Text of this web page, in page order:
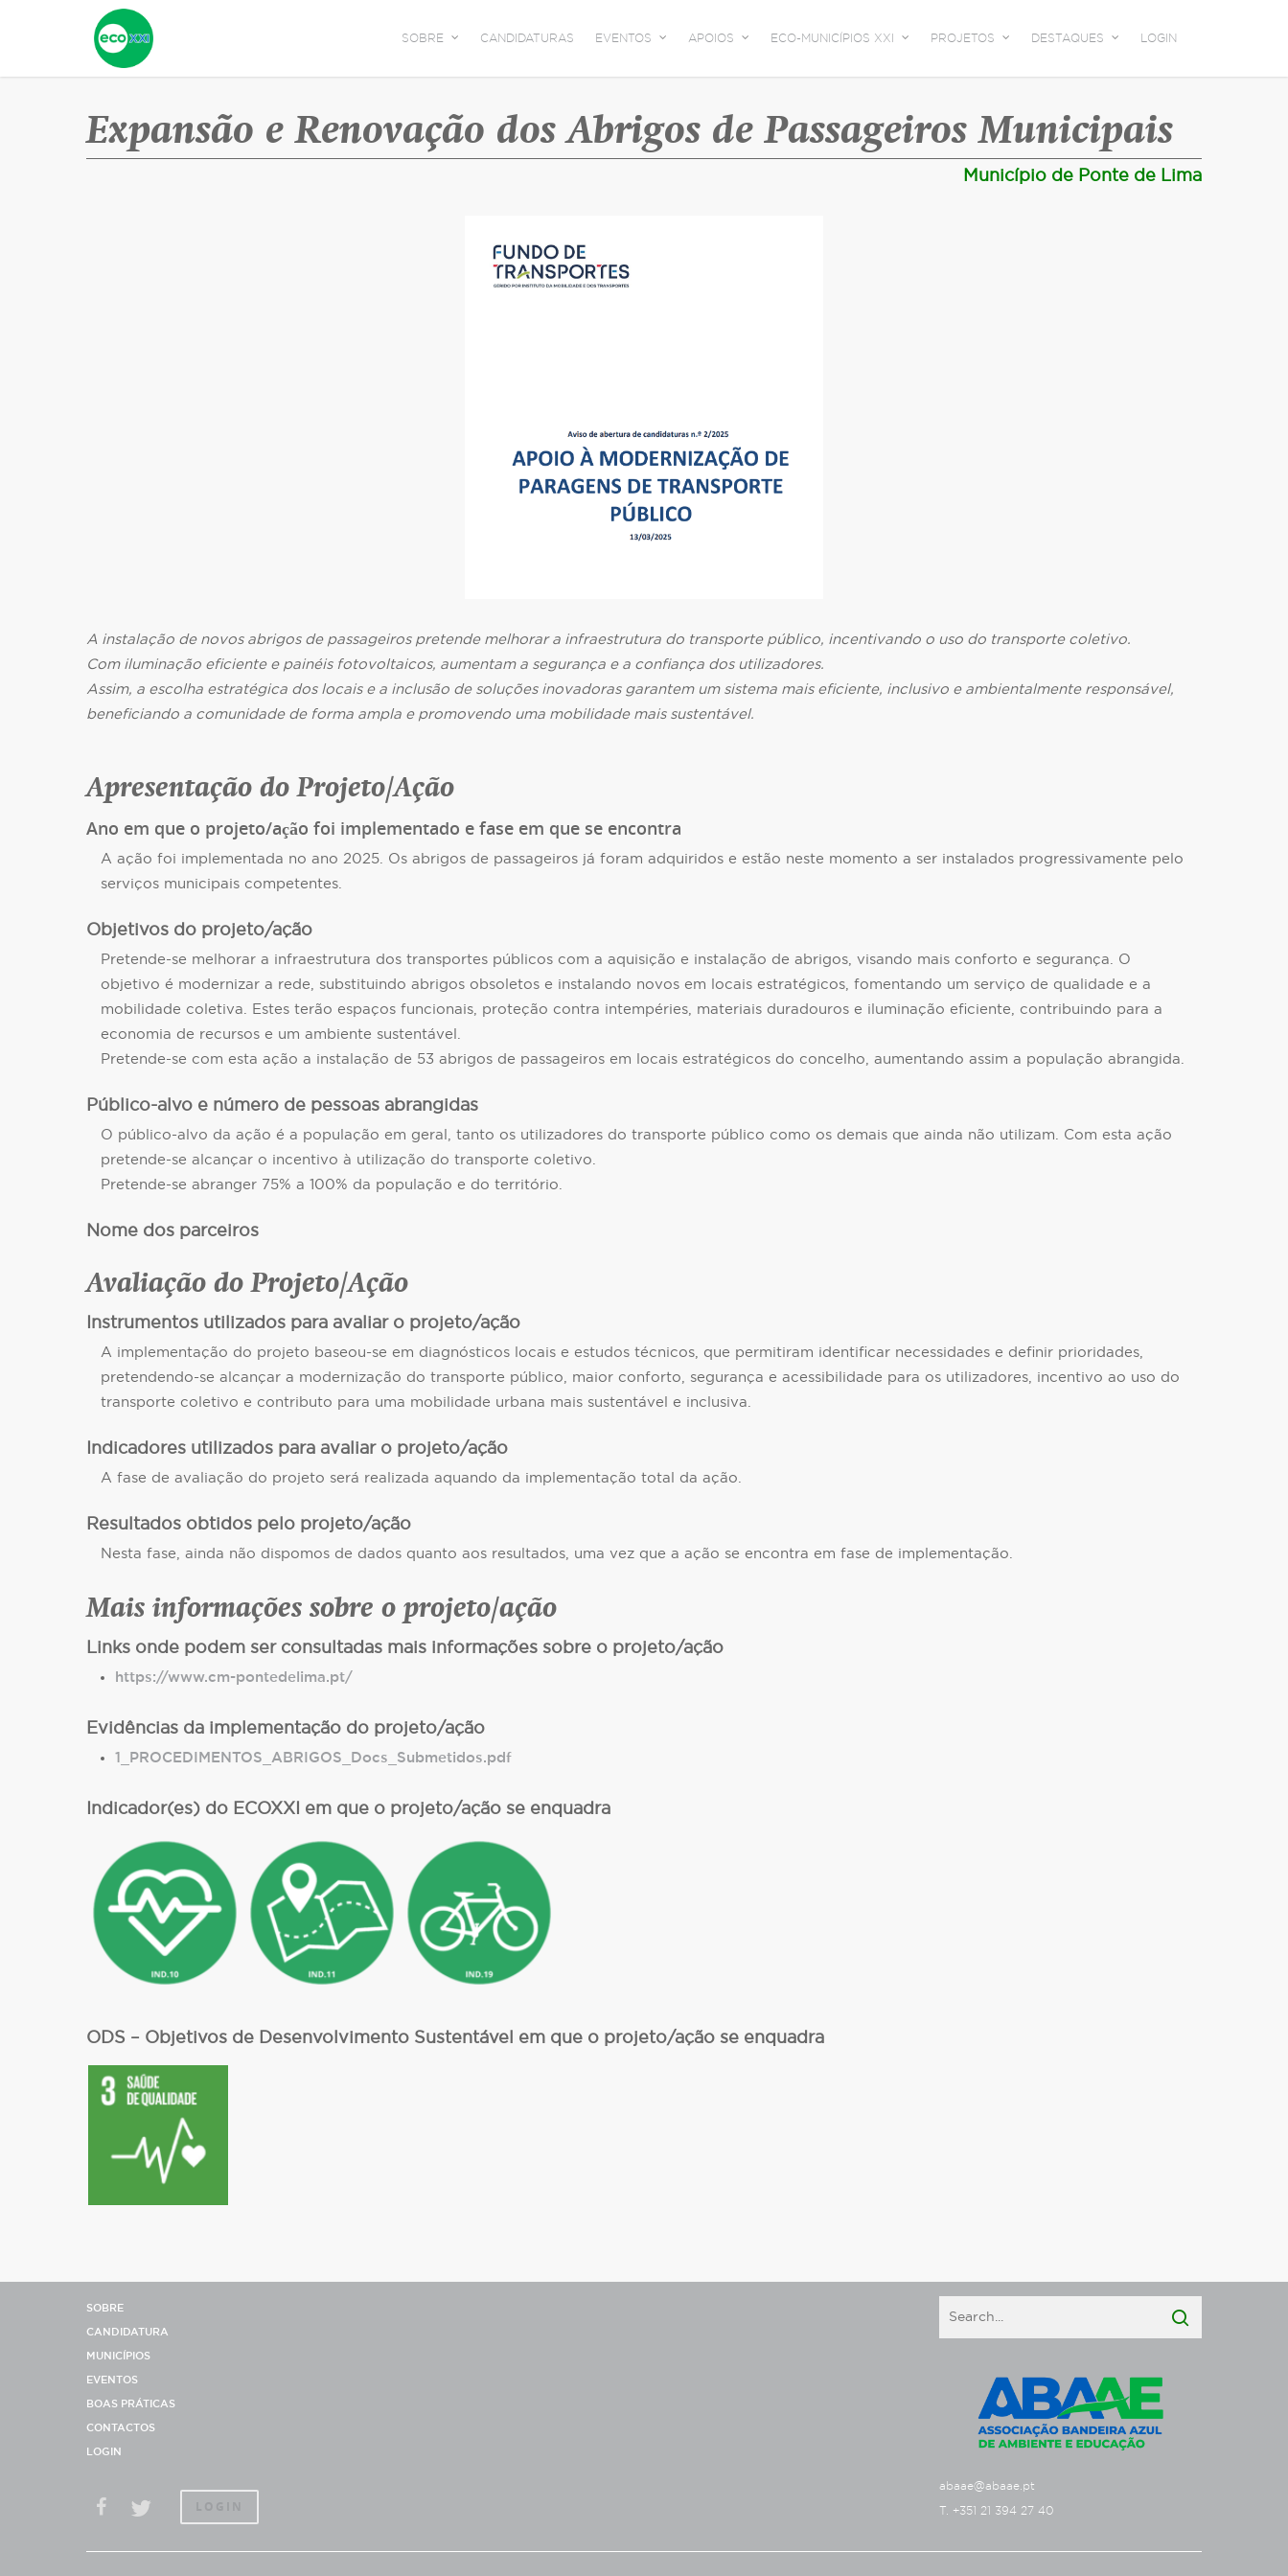
SOBRE CANDIDATURAS EVENTOS APOIOS ECO-MUNICÍPIOS XXI PROJETOS DESTAQUES LOGIN
Expansão e Renovação dos Abrigos de Passageiros Municipais
Município de Ponte de Lima
A instalação de novos abrigos de passageiros pretende melhorar a infraestrutura do transporte público, incentivando o uso do transporte coletivo.
Com iluminação eficiente e painéis fotovoltaicos, aumentam a segurança e a confiança dos utilizadores.
Assim, a escolha estratégica dos locais e a inclusão de soluções inovadoras garantem um sistema mais eficiente, inclusivo e ambientalmente responsável,
beneficiando a comunidade de forma ampla e promovendo uma mobilidade mais sustentável.
Apresentação do Projeto/Ação
Ano em que o projeto/ação foi implementado e fase em que se encontra
A ação foi implementada no ano 2025. Os abrigos de passageiros já foram adquiridos e estão neste momento a ser instalados progressivamente pelo
serviços municipais competentes.
Objetivos do projeto/ação
Pretende-se melhorar a infraestrutura dos transportes públicos com a aquisição e instalação de abrigos, visando mais conforto e segurança. O
objetivo é modernizar a rede, substituindo abrigos obsoletos e instalando novos em locais estratégicos, fomentando um serviço de qualidade e a
mobilidade coletiva. Estes terão espaços funcionais, proteção contra intempéries, materiais duradouros e iluminação eficiente, contribuindo para a
economia de recursos e um ambiente sustentável.
Pretende-se com esta ação a instalação de 53 abrigos de passageiros em locais estratégicos do concelho, aumentando assim a população abrangida.
Público-alvo e número de pessoas abrangidas
O público-alvo da ação é a população em geral, tanto os utilizadores do transporte público como os demais que ainda não utilizam. Com esta ação
pretende-se alcançar o incentivo à utilização do transporte coletivo.
Pretende-se abranger 75% a 100% da população e do território.
Nome dos parceiros
Avaliação do Projeto/Ação
Instrumentos utilizados para avaliar o projeto/ação
A implementação do projeto baseou-se em diagnósticos locais e estudos técnicos, que permitiram identificar necessidades e definir prioridades,
pretendendo-se alcançar a modernização do transporte público, maior conforto, segurança e acessibilidade para os utilizadores, incentivo ao uso do
transporte coletivo e contributo para uma mobilidade urbana mais sustentável e inclusiva.
Indicadores utilizados para avaliar o projeto/ação
A fase de avaliação do projeto será realizada aquando da implementação total da ação.
Resultados obtidos pelo projeto/ação
Nesta fase, ainda não dispomos de dados quanto aos resultados, uma vez que a ação se encontra em fase de implementação.
Mais informações sobre o projeto/ação
Links onde podem ser consultadas mais informações sobre o projeto/ação
https://www.cm-pontedelima.pt/
Evidências da implementação do projeto/ação
1_PROCEDIMENTOS_ABRIGOS_Docs_Submetidos.pdf
Indicador(es) do ECOXXI em que o projeto/ação se enquadra
ODS – Objetivos de Desenvolvimento Sustentável em que o projeto/ação se enquadra
SOBRE
CANDIDATURA
MUNICÍPIOS
EVENTOS
BOAS PRÁTICAS
CONTACTOS
LOGIN
abaae@abaae.pt
T. +351 21 394 27 40